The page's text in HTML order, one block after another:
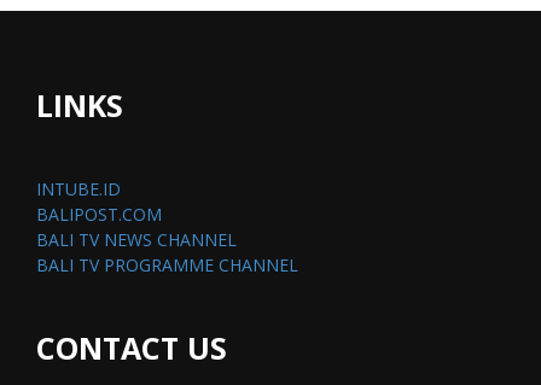
LINKS
INTUBE.ID
BALIPOST.COM
BALI TV NEWS CHANNEL
BALI TV PROGRAMME CHANNEL
CONTACT US